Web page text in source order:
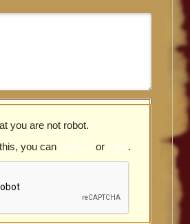
you are not robot.
you can register or login.